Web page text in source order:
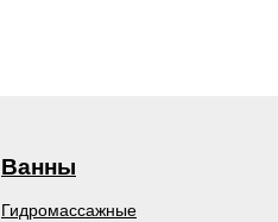
Ванны
Гидромассажные